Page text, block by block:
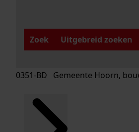
Zoek
Uitgebreid zoeken
0351-BD Gemeente Hoorn,